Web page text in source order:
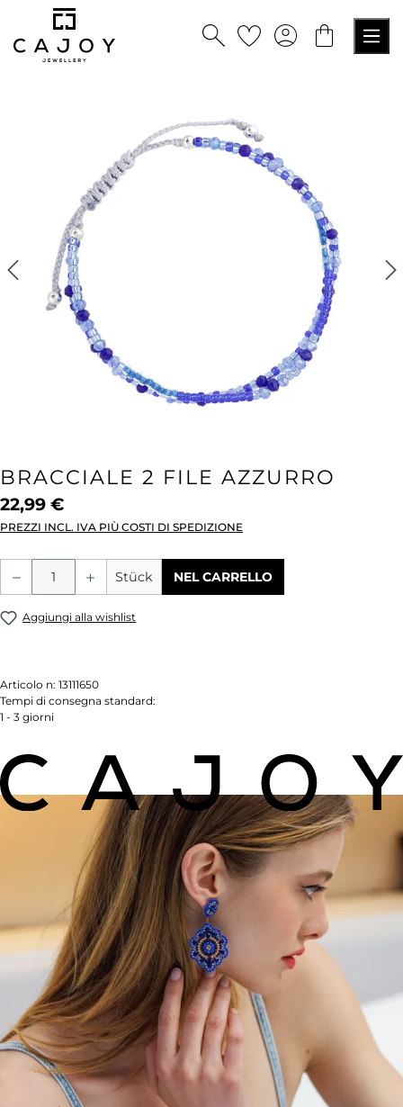
principale
BRACCIALE 2 FILE AZZURRO
22,99 €
PREZZI INCL. IVA PIÙ COSTI DI SPEDIZIONE
Quantità del prodotto: inserisci la
Stück NEL CARRELLO
Aggiungi alla wishlist
Articolo n: 13111650
Tempi di consegna standard:
1 - 3 giorni